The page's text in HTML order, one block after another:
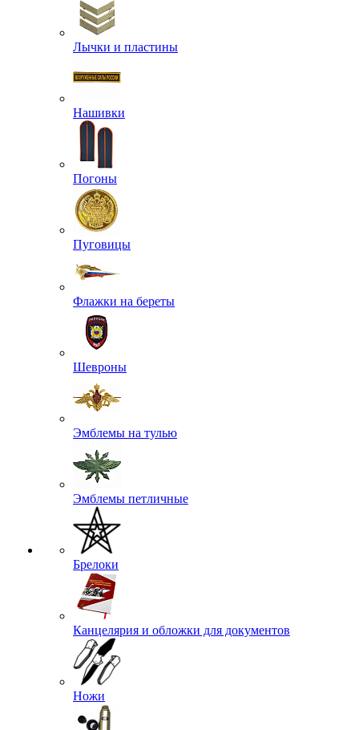
Лычки и пластины
Нашивки
Погоны
Пуговицы
Флажки на береты
Шевроны
Эмблемы на тулью
Эмблемы петличные
Брелоки
Канцелярия и обложки для документов
Ножи